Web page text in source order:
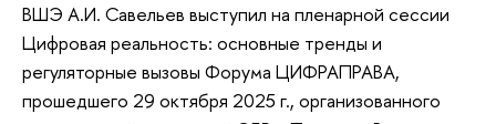
ВШЭ А.И. Савельев выступил на пленарной сессии
Цифровая реальность: основные тренды и
регуляторные вызовы Форума ЦИФРАПРАВА,
прошедшего 29 октября 2025 г., организованного